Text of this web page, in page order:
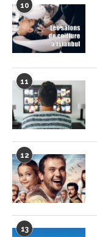
10
11
12
13